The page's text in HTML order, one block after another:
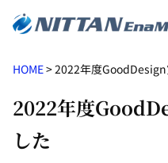
HOME>2022年度
2022年度
した